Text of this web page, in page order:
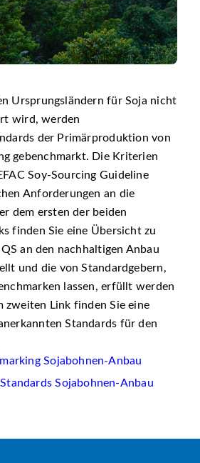
Ursprungsländern für Soja nicht
wird, werden
der Primärproduktion von
gebenchmarkt. Die Kriterien
Soy-Sourcing Guideline
Anforderungen an die
dem ersten der beiden
finden Sie eine Übersicht zu
an den nachhaltigen Anbau
und die von Standardgebern,
lassen, erfüllt werden
zweiten Link finden Sie eine
Standards für den
Sojabohnen-Anbau
Sojabohnen-Anbau